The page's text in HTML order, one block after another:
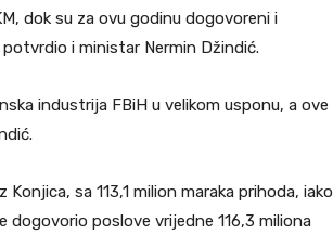
dok su za ovu godinu dogovoreni i
i ministar Nermin Džindić.
industrija FBiH u velikom usponu, a ove
sa 113,1 milion maraka prihoda, iako
dogovorio poslove vrijedne 116,3 miliona